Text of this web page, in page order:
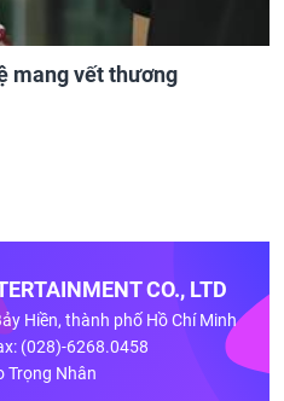
mang vết thương
CO., LTD
Hiền, thành phố Hồ Chí Minh
(028)-6268.0458
Trọng Nhân